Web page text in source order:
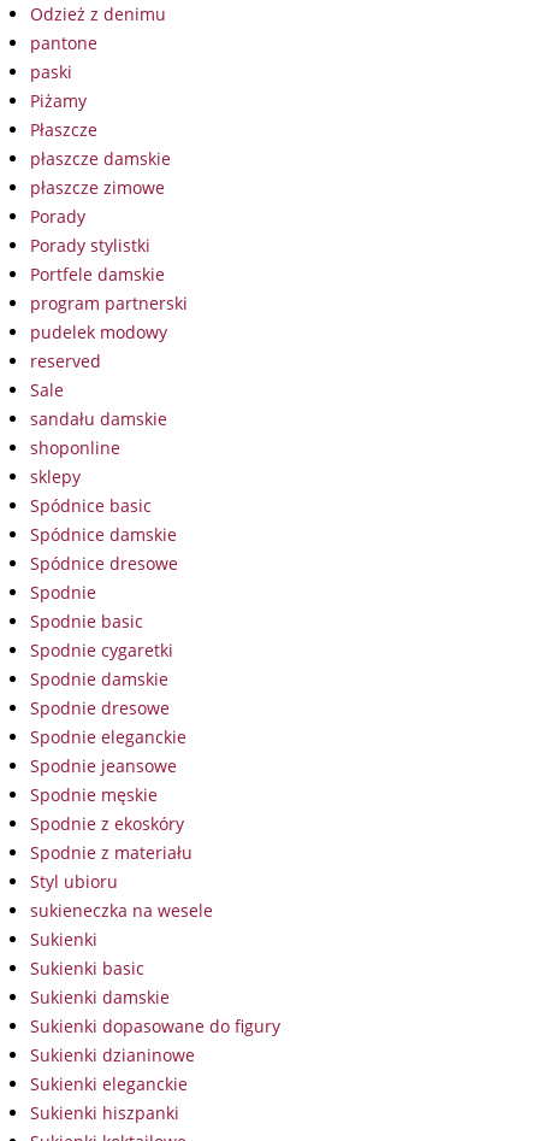
Odzież z denimu
pantone
paski
Piżamy
Płaszcze
płaszcze damskie
płaszcze zimowe
Porady
Porady stylistki
Portfele damskie
program partnerski
pudelek modowy
reserved
Sale
sandału damskie
shoponline
sklepy
Spódnice basic
Spódnice damskie
Spódnice dresowe
Spodnie
Spodnie basic
Spodnie cygaretki
Spodnie damskie
Spodnie dresowe
Spodnie eleganckie
Spodnie jeansowe
Spodnie męskie
Spodnie z ekoskóry
Spodnie z materiału
Styl ubioru
sukieneczka na wesele
Sukienki
Sukienki basic
Sukienki damskie
Sukienki dopasowane do figury
Sukienki dzianinowe
Sukienki eleganckie
Sukienki hiszpanki